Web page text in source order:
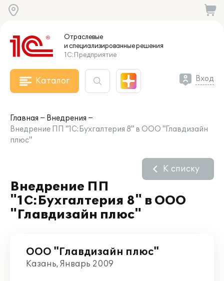
Отраслевые
и специализированныерешения
1С:Предприятие
Каталог Вход
Главная
Внедрения
Внедрение ПП "1С:Бухгалтерия 8" в ООО "Главдизайн
плюс"
Внедрение ПП
"1С:Бухгалтерия 8" в ООО
"Главдизайн плюс"
К списку
ООО "Главдизайн плюс"
Казань, Январь 2009